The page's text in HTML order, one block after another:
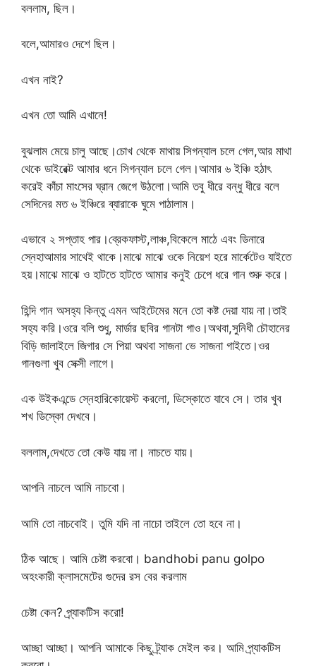
বললাম, ছিল।
বলে,আমারও দেশে ছিল।
এখন নাই?
এখন তো আমি এখানে!
বুঝলাম মেয়ে চালু আছে।চোখ থেকে মাথায় সিগন্যাল চলে গেল,আর মাথা
থেকে ডাইরেক্ট আমার ধনে সিগন্যাল চলে গেল।আমার ৬ ইঞ্চি হঠাৎ
করেই কাঁচা মাংসের ঘ্রান জেগে উঠলো।আমি তবু ধীরে বন্ধু ধীরে বলে
সেদিনের মত ৬ ইঞ্চিরে ব্যারাকে ঘুমে পাঠালাম।
এভাবে ২ সপ্তাহ পার।ব্রেকফাস্ট,লাঞ্চ,বিকেলে মাঠে এবং ডিনারে
স্নেহাআমার সাথেই থাকে।মাঝে মাঝে ওকে নিয়েশ হরে মার্কেটেও যাইতে
হয়।মাঝে মাঝে ও হাটতে হাটতে আমার কনুই চেপে ধরে গান শুরু করে।
হিন্দি গান অসহ্য কিন্তু এমন আইটেমের মনে তো কষ্ট দেয়া যায় না।তাই
সহ্য করি।ওরে বলি শুধু, মার্ডার ছবির গানটা গাও।অথবা,সুনিধী চৌহানের
বিড়ি জালাইলে জিগার সে পিয়া অথবা সাজনা ভে সাজনা গাইতে।ওর
গানগুলা খুব সেক্সী লাগে।
এক উইকএন্ডে স্নেহারিকোয়েস্ট করলো, ডিস্কোতে যাবে সে। তার খুব
শখ ডিস্কো দেখবে।
বললাম,দেখতে তো কেউ যায় না। নাচতে যায়।
আপনি নাচলে আমি নাচবো।
আমি তো নাচবোই। তুমি যদি না নাচো তাইলে তো হবে না।
ঠিক আছে। আমি চেষ্টা করবো। bandhobi panu golpo
অহংকারী ক্লাসমেটের গুদের রস বের করলাম
চেষ্টা কেন? প্র্যাকটিস করো!
আচ্ছা আচ্ছা। আপনি আমাকে কিছু ট্র্যাক মেইল কর। আমি প্র্যাকটিস